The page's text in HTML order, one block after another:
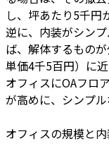
し、坪あたり5千円
逆に、内装がシン
ば、解体するもの
単価4千5百円）に
オフィスにOAフロ
が高めに、シンプ
オフィスの規模と